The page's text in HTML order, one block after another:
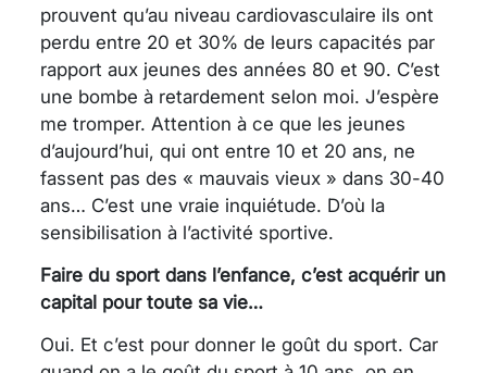
prouvent qu’au niveau cardiovasculaire ils ont
perdu entre 20 et 30% de leurs capacités par
rapport aux jeunes des années 80 et 90. C’est
une bombe à retardement selon moi. J’espère
me tromper. Attention à ce que les jeunes
d’aujourd’hui, qui ont entre 10 et 20 ans, ne
fassent pas des « mauvais vieux » dans 30-40
ans… C’est une vraie inquiétude. D’où la
sensibilisation à l’activité sportive.
Faire du sport dans l’enfance, c’est acquérir un
capital pour toute sa vie…
Oui. Et c’est pour donner le goût du sport. Car